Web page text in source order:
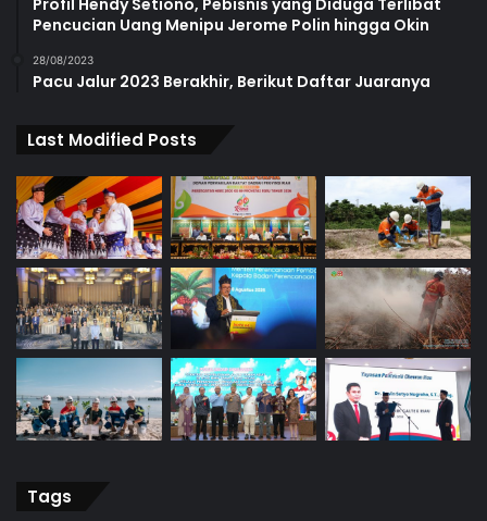
Profil Hendy Setiono, Pebisnis yang Diduga Terlibat
Pencucian Uang Menipu Jerome Polin hingga Okin
28/08/2023
Pacu Jalur 2023 Berakhir, Berikut Daftar Juaranya
Last Modified Posts
Tags